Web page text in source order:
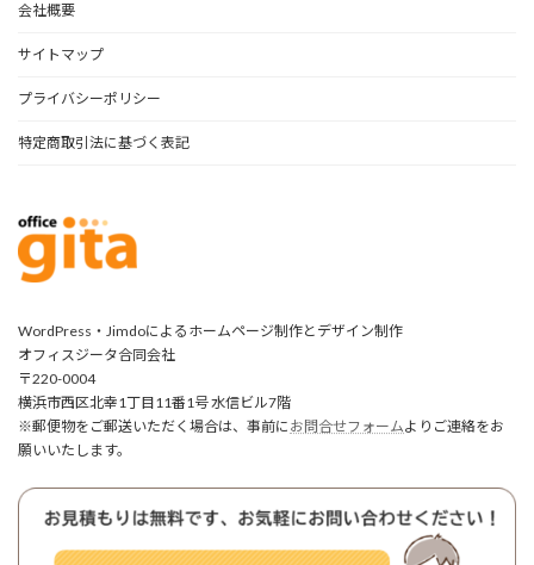
会社概要
サイトマップ
プライバシーポリシー
特定商取引法に基づく表記
WordPress・Jimdoによるホームページ制作とデザイン制作
オフィスジータ合同会社
〒220-0004
横浜市西区北幸1丁目11番1号 水信ビル7階
※郵便物をご郵送いただく場合は、事前に お問合せフォームよりご連絡をお
願いいたします。